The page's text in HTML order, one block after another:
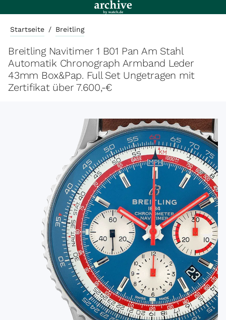
Startseite / Breitling
Breitling Navitimer 1 B01 Pan Am Stahl
Automatik Chronograph Armband Leder
43mm Box&Pap. Full Set Ungetragen mit
Zertifikat über 7.600,-€